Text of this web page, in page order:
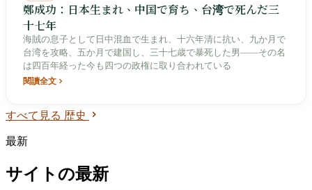
鄭成功：日本生まれ、中国で育ち、台湾で死んだ三
十七年
海賊の息子として日中混血で生まれ、十六年清に抗い、九か月で
台湾を攻略、五か月で建国し、三十七歳で暴死した男——その名
は四百年経った今も四つの政権に取り合われている
閱讀全文
すべて見る 歴史
最新
サイトの最新